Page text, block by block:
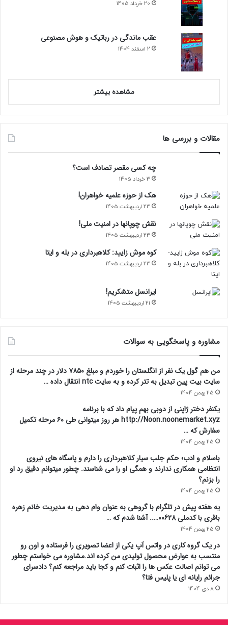
20 خرداد 1405
عقب ماندگی در رباتیک و هوش مصنوعی
2 اسفند 1404
مشاهده بیشتر
مقالات و بررسی ها
چه کسی مقصر تصادف است؟
3 خرداد 1405
هک از حوزه علمیه خواهران!
23 اردیبهشت 1405
نقش چوپانها در امنیت ملی!
23 اردیبهشت 1405
کوه موش زایید: کلاهبرداری در بله و ایتا
23 اردیبهشت 1405
ایرانسل متشکریم!
21 اردیبهشت 1405
مشاوره و پاسخگویی به سوالات
من هم گول یک نفر از انگلستان را خوردم و مبلغ ۷۸۵۰ دلار در چند مرحله از
سایت بیت پین تبدیل به تتر کرده و به سایت ntc انتقال داده …
25 بهمن 1404
یکنفر دختر ژاپنی از دوبی بهم پیام داد که با برنامه
http://Noon.noonemarket.xyz هر روز میتوانی طی ۶۰ مرحله تکمیل
سفارش که …
25 بهمن 1404
باسلام و ادب؛ حکم جلب سیار کلاهبرداری را دارم و پاسگاه های نیروی
انتظامی همکاری ندارند و همگی او را می شناسند. چطور میتوانم دقیق رد او
را بزنم؟
25 بهمن 1404
یه هفته پیش در تلگرام با گروهی به عنوان وام دهی به مدیریت خانم زهره
باقری با کدملی 00628….. آشنا شدم که …
25 بهمن 1404
در یک گروه کاری در واتس آپ یکی از اعضا تصویری را فرستاده و اون رو
منتسب به عوارض محصول تولیدی من کرده اند.مشاوره می خواستم چطور
می توانم اصالت عکس ها را اثبات کنم و کجا باید مراجعه کنم؟ دادسرای
جرائم رایانه ای یا پلیس فتا؟
8 دی 1404